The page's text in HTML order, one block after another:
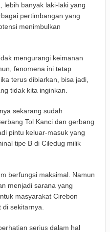
lebih banyak laki-laki yang
pertimbangan yang
menimbulkan
mengurangi keimanan
fenomena ini tetap
terus dibiarkan, bisa jadi,
tidak kita inginkan.
sekarang sudah
Tol Kanci dan gerbang
pintu keluar-masuk yang
tipe B di Ciledug milik
berfungsi maksimal. Namun
menjadi sarana yang
masyarakat Cirebon
sekitarnya.
serius dalam hal